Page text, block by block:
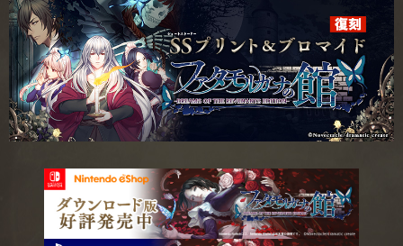
した。
2024.12.12 ■Nintendo Switch版『ファタモルガーナの
館-DREAMS OF THE REVENANTS
EDITION-』の期間限定セールが開始されま
した。
2024.09.06 ■Nintendo Switch版『ファタモルガーナの
館-DREAMS OF THE REVENANTS
価格で購入できる期間限定セールが開始さ
れました。
2024.06.06 ■Nintendo Switch版『ファタモルガーナの
館-DREAMS OF THE REVENANTS